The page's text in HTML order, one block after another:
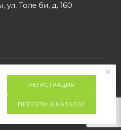
ул. Толе би, д. 160
РЕГИСТРАЦИЯ
ПЕРЕЙТИ В КАТАЛОГ